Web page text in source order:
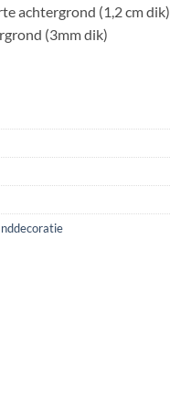
achtergrond (1,2 cm dik)
(3mm dik)